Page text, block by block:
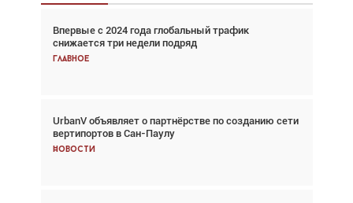
Впервые с 2024 года глобальный трафик
снижается три недели подряд
Главное
UrbanV объявляет о партнёрстве по созданию сети
вертипортов в Сан-Паулу
Новости
Взгляд с высоты: тандем вертолётов и БПЛА в
спасательных операциях
Главное
Авиационный фотограф Дэйв Кох: «Фотография
говорит сама за себя... а ИИ всё портит»
Новости